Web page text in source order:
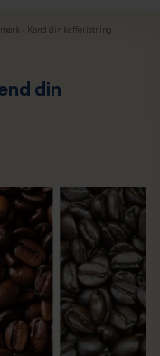
- Kend din kafferistning
din